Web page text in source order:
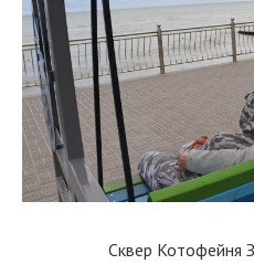
Сквер Котофейня